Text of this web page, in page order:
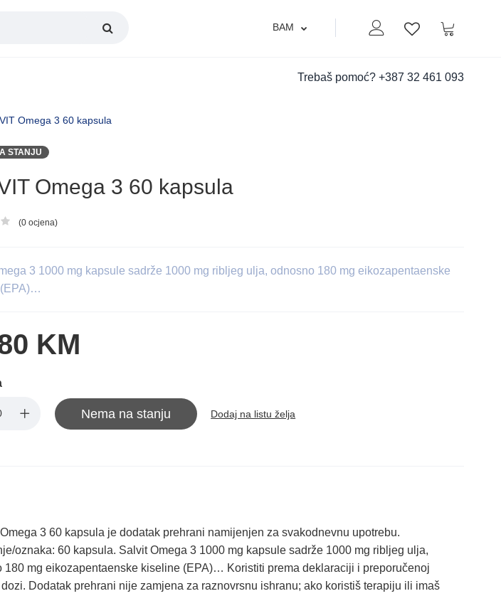
Moj nalogLista zelja
Korpa
BAM
Trebaš pomoć? +387 32 461 093
Omega 3 60 kapsula
STANJU
Omega 3 60 kapsula
(0 ocjena)
3 1000 mg kapsule sadrže 1000 mg ribljeg ulja, odnosno 180 mg eikozapentaenske
KM
Nema na stanju Dodaj na listu želja
3 60 kapsula je dodatak prehrani namijenjen za svakodnevnu upotrebu.
oznaka: 60 kapsula. Salvit Omega 3 1000 mg kapsule sadrže 1000 mg ribljeg ulja,
180 mg eikozapentaenske kiseline (EPA)… Koristiti prema deklaraciji i preporučenoj
Dodatak prehrani nije zamjena za raznovrsnu ishranu; ako koristiš terapiju ili imaš